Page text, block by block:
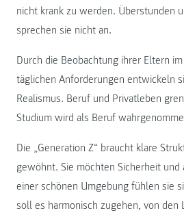
nicht krank zu werden. Überstunden
sprechen sie nicht an.
Durch die Beobachtung ihrer Eltern
täglichen Anforderungen entwickeln
Realismus. Beruf und Privatleben
Studium wird als Beruf
Die „Generation Z“ braucht klare
gewöhnt. Sie möchten Sicherheit
einer schönen Umgebung fühlen sie
soll es harmonisch zugehen, von den